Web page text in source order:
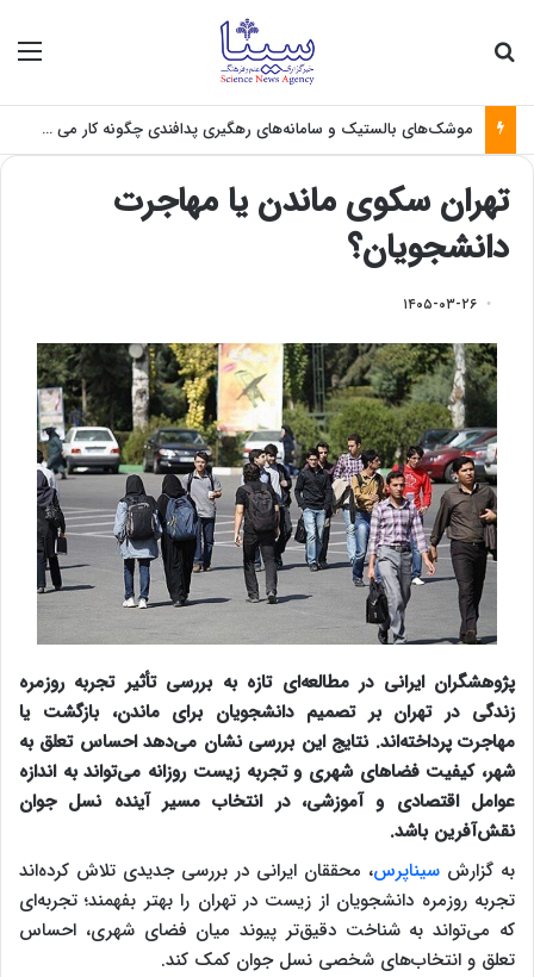
موشک‌های بالستیک و سامانه‌های رهگیری پدافندی چگونه کار می کنند؟
تهران سکوی ماندن یا مهاجرت
دانشجویان؟
۱۴۰۵-۰۳-۲۶
پژوهشگران ایرانی در مطالعه‌ای تازه به بررسی تأثیر تجربه روزمره
زندگی در تهران بر تصمیم دانشجویان برای ماندن، بازگشت یا
مهاجرت پرداخته‌اند. نتایج این بررسی نشان می‌دهد احساس تعلق به
شهر، کیفیت فضاهای شهری و تجربه زیست روزانه می‌تواند به اندازه
عوامل اقتصادی و آموزشی، در انتخاب مسیر آینده نسل جوان
نقش‌آفرین باشد.
به گزارش سیناپرس، محققان ایرانی در بررسی جدیدی تلاش کرده‌اند
تجربه روزمره دانشجویان از زیست در تهران را بهتر بفهمند؛ تجربه‌ای
که می‌تواند به شناخت دقیق‌تر پیوند میان فضای شهری، احساس
تعلق و انتخاب‌های شخصی نسل جوان کمک کند.